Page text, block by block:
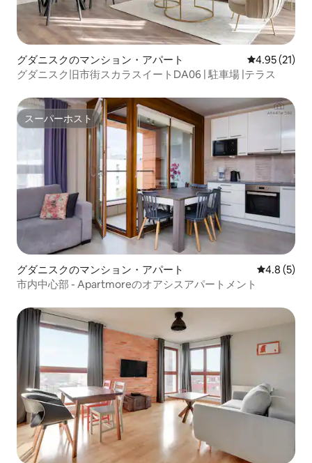
グダニスクのマンション・アパート レビュー21
4.95 (21)
グダニスク旧市街スカラスイートDA06 | 駐車場 |テラス
スーパーホスト
スーパーホスト
グダニスクのマンション・アパート レビュー5
4.8 (5)
市内中心部 - Apartmoreのオアシスアパートメント